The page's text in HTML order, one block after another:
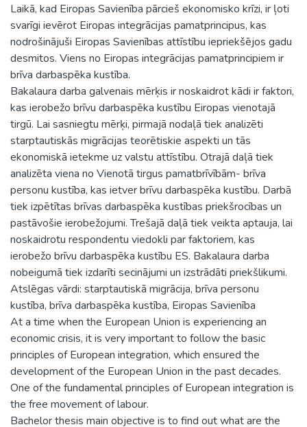
Laikā, kad Eiropas Savienība pārcieš ekonomisko krīzi, ir ļoti
svarīgi ievērot Eiropas integrācijas pamatprincipus, kas
nodrošinājuši Eiropas Savienības attīstību iepriekšējos gadu
desmitos. Viens no Eiropas integrācijas pamatprincipiem ir
brīva darbaspēka kustība.
Bakalaura darba galvenais mērķis ir noskaidrot kādi ir faktori,
kas ierobežo brīvu darbaspēka kustību Eiropas vienotajā
tirgū. Lai sasniegtu mērķi, pirmajā nodaļā tiek analizēti
starptautiskās migrācijas teorētiskie aspekti un tās
ekonomiskā ietekme uz valstu attīstību. Otrajā daļā tiek
analizēta viena no Vienotā tirgus pamatbrīvībām- brīva
personu kustība, kas ietver brīvu darbaspēka kustību. Darbā
tiek izpētītas brīvas darbaspēka kustības priekšrocības un
pastāvošie ierobežojumi. Trešajā daļā tiek veikta aptauja, lai
noskaidrotu respondentu viedokli par faktoriem, kas
ierobežo brīvu darbaspēka kustību ES. Bakalaura darba
nobeigumā tiek izdarīti secinājumi un izstrādāti priekšlikumi.
Atslēgas vārdi: starptautiskā migrācija, brīva personu
kustība, brīva darbaspēka kustība, Eiropas Savienība
At a time when the European Union is experiencing an
economic crisis, it is very important to follow the basic
principles of European integration, which ensured the
development of the European Union in the past decades.
One of the fundamental principles of European integration is
the free movement of labour.
Bachelor thesis main objective is to find out what are the